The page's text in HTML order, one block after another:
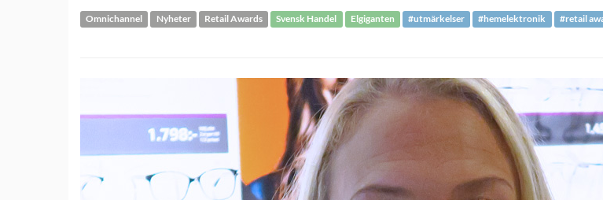
Omnichannel Nyheter Retail Awards Svensk Handel Elgiganten #utmärkelser #hemelektronik #retail